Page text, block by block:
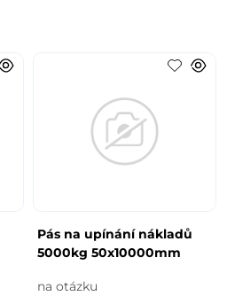
Pás na upínání nákladů
5000kg 50x10000mm
na otázku